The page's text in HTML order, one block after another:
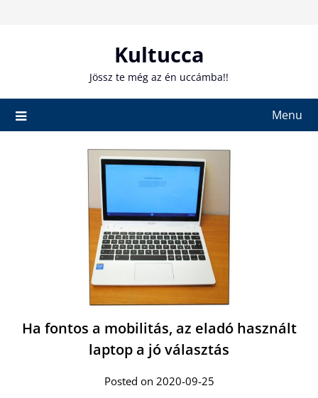
Kultucca
Jössz te még az én uccámba!!
Menu
Ha fontos a mobilitás, az eladó használt
laptop a jó választás
Posted on 2020-09-25